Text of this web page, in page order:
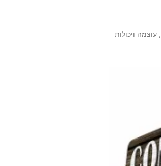
עוצמה ויכולות